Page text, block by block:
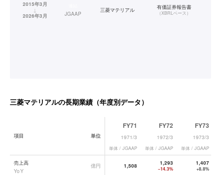
2015年3月
↓
2026年3月
JGAAP
三菱マテリアル 有価証券報告書
（XBRLベース）
三菱マテリアルの長期業績（年度別データ）
三菱マテリアル
項目 単位
FY71
1971/3
単体 / JGAAP
FY72
1972/3
単体 / JGAAP
FY73
1973/3
単体 / JGAAP
売上高
YoY
億円 1,508 1,293
−14.3%
1,407
+8.8%